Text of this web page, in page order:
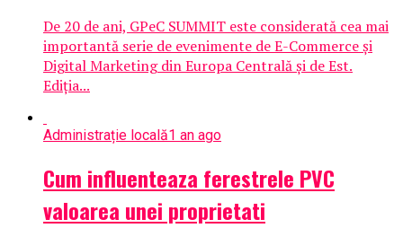
De 20 de ani, GPeC SUMMIT este considerată cea mai
importantă serie de evenimente de E-Commerce și
Digital Marketing din Europa Centrală și de Est.
Ediția...
Administrație locală1 an ago
Cum influenteaza ferestrele PVC
valoarea unei proprietati